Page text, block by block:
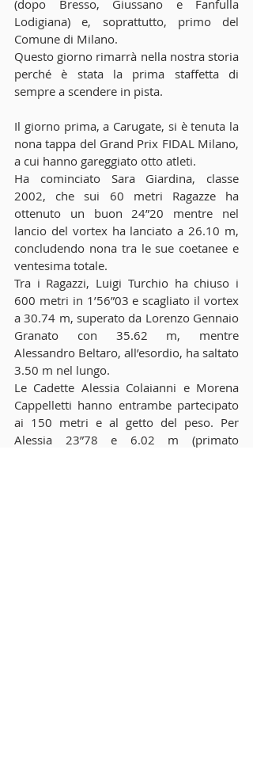
(dopo Bresso, Giussano e Fanfulla
Lodigiana) e, soprattutto, primo del
Comune di Milano.
Questo giorno rimarrà nella nostra storia
perché è stata la prima staffetta di
sempre a scendere in pista.
Il giorno prima, a Carugate, si è tenuta la
nona tappa del Grand Prix FIDAL Milano,
a cui hanno gareggiato otto atleti.
Ha cominciato Sara Giardina, classe
2002, che sui 60 metri Ragazze ha
ottenuto un buon 24”20 mentre nel
lancio del vortex ha lanciato a 26.10 m,
concludendo nona tra le sue coetanee e
ventesima totale.
Tra i Ragazzi, Luigi Turchio ha chiuso i
600 metri in 1’56”03 e scagliato il vortex
a 30.74 m, superato da Lorenzo Gennaio
Granato con 35.62 m, mentre
Alessandro Beltaro, all’esordio, ha saltato
3.50 m nel lungo.
Le Cadette Alessia Colaianni e Morena
Cappelletti hanno entrambe partecipato
ai 150 metri e al getto del peso. Per
Alessia 23”78 e 6.02 m (primato